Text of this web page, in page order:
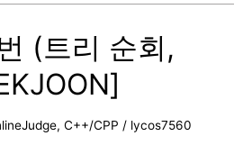
(트리 순회,
, C++/CPP / lycos7560